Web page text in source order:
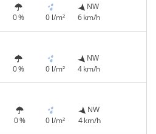
0 % 0 l/m²
NW
6 km/h
0 % 0 l/m²
NW
4 km/h
0 % 0 l/m²
NW
4 km/h